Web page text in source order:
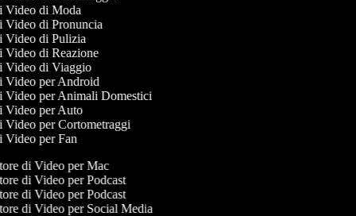
Video di Moda
Video di Pronuncia
Video di Pulizia
Video di Reazione
Video di Viaggio
Video per Android
Video per Animali Domestici
Video per Auto
Video per Cortometraggi
Video per Fan
di Video per Mac
di Video per Podcast
di Video per Podcast
di Video per Social Media